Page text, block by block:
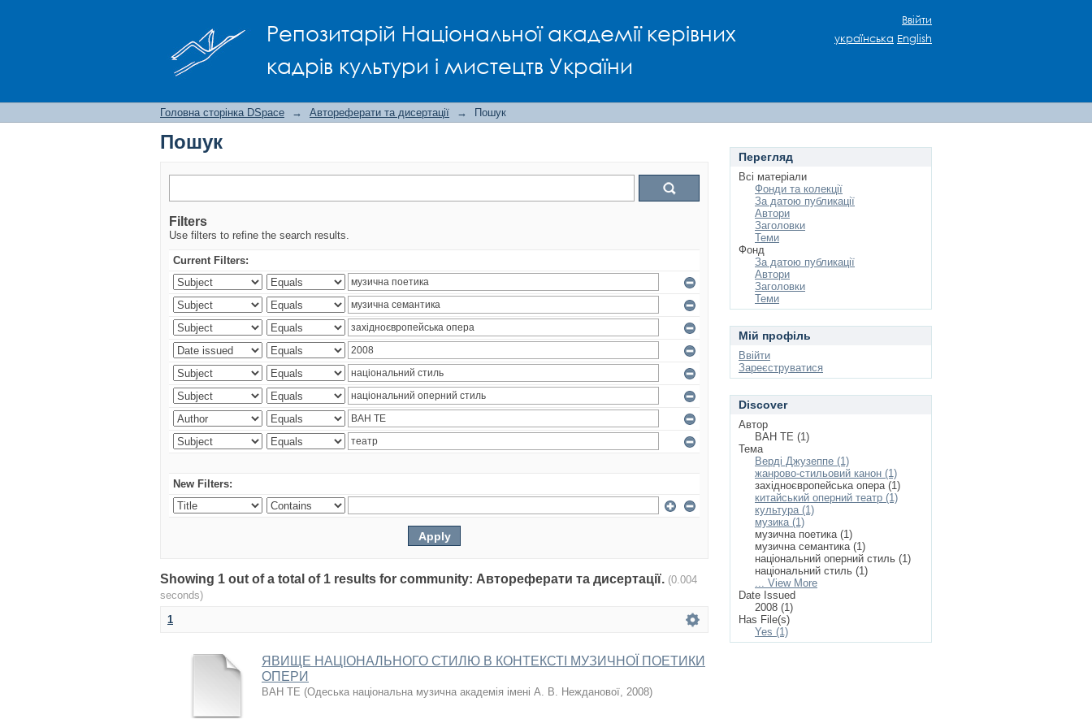
Репозитарій Національної академії керівних
кадрів культури і мистецтв України
Ввійти
українська English
Головна сторінка DSpace → Автореферати та дисертації → Пошук
Пошук
Filters
Use filters to refine the search results.
Current Filters:
New Filters:
Showing 1 out of a total of 1 results for community: Автореферати та дисертації. (0.004
seconds)
1
ЯВИЩЕ НАЦІОНАЛЬНОГО СТИЛЮ В КОНТЕКСТІ МУЗИЧНОЇ ПОЕТИКИ
ОПЕРИ
ВАН ТЕ (Одеська національна музична академія імені А. В. Нежданової, 2008)
Перегляд
Всі матеріали
Фонди та колекції
За датою публикації
Автори
Заголовки
Теми
Фонд
За датою публикації
Автори
Заголовки
Теми
Мій профіль
Ввійти
Зареєструватися
Discover
Автор
ВАН ТЕ (1)
Тема
Верді Джузеппе (1)
жанрово-стильовий канон (1)
західноєвропейська опера (1)
китайський оперний театр (1)
культура (1)
музика (1)
музична поетика (1)
музична семантика (1)
національний оперний стиль (1)
національний стиль (1)
... View More
Date Issued
2008 (1)
Has File(s)
Yes (1)